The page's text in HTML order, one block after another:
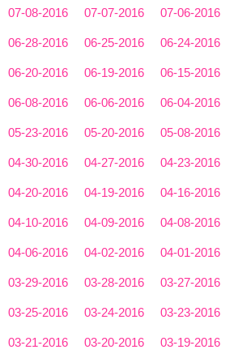
07-08-2016 07-07-2016 07-06-2016
06-28-2016 06-25-2016 06-24-2016
06-20-2016 06-19-2016 06-15-2016
06-08-2016 06-06-2016 06-04-2016
05-23-2016 05-20-2016 05-08-2016
04-30-2016 04-27-2016 04-23-2016
04-20-2016 04-19-2016 04-16-2016
04-10-2016 04-09-2016 04-08-2016
04-06-2016 04-02-2016 04-01-2016
03-29-2016 03-28-2016 03-27-2016
03-25-2016 03-24-2016 03-23-2016
03-21-2016 03-20-2016 03-19-2016